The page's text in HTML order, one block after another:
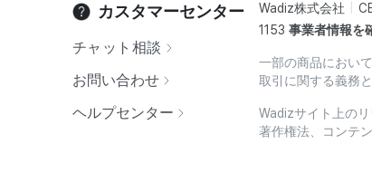
カスタマーセンター
チャット相談
お問い合わせ
ヘルプセンター
Wadiz株式会社
1153 事業者情報を
一部の商品におい
取引に関する義務
Wadizサイト上の
著作権法、コンテ